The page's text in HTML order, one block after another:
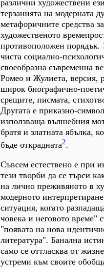
различни художествени
терзанията на модерната
метафоричните средства
художественото
противоположен
чиста социално-
своеобразна съвременна
Ромео и Жулиета, версия,
широк биографично-
срещите, писмата,
Другата е приказно-
използваща вълшебния
братя и златната ябълка,
бъде открадната2.
Съвсем естествено е при
тези творби да се търси
на лично преживяното в
модерното
ситуация, когато
човека и неговото време"
"появата на нова
литература". Банална
само се оттласква от
устреми към своите